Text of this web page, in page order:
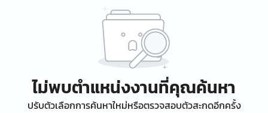
ไม่พบตำแหน่งงานที่คุณค้นหา
ปรับตัวเลือกการค้นหาใหม่หรือตรวจสอบตัวสะกดอีกครั้ง